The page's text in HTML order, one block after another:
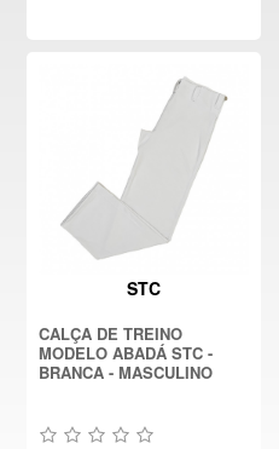
STC
CALÇA DE TREINO
MODELO ABADÁ STC -
BRANCA - MASCULINO